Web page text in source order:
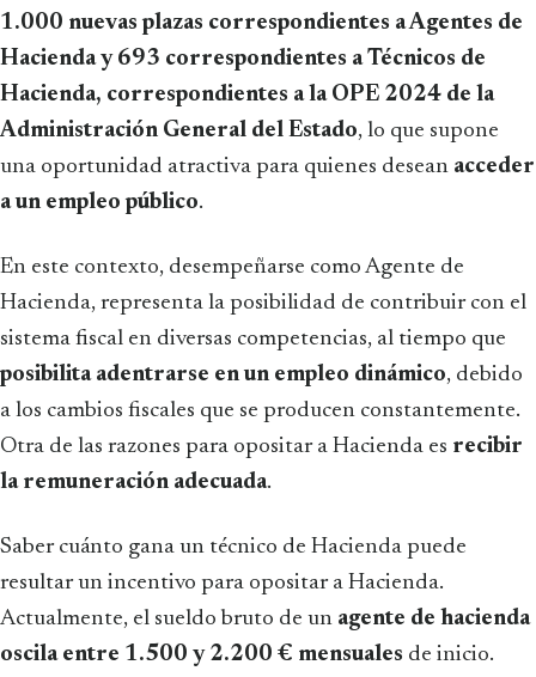
1.000 nuevas plazas correspondientes a Agentes de
Hacienda y 693 correspondientes a Técnicos de
Hacienda, correspondientes a la OPE 2024 de la
Administración General del Estado, lo que supone
una oportunidad atractiva para quienes desean acceder
a un empleo público.
En este contexto, desempeñarse como Agente de
Hacienda, representa la posibilidad de contribuir con el
sistema fiscal en diversas competencias, al tiempo que
posibilita adentrarse en un empleo dinámico, debido
a los cambios fiscales que se producen constantemente.
Otra de las razones para opositar a Hacienda es recibir
la remuneración adecuada.
Saber cuánto gana un técnico de Hacienda puede
resultar un incentivo para opositar a Hacienda.
Actualmente, el sueldo bruto de un agente de hacienda
oscila entre 1.500 y 2.200 € mensuales de inicio.